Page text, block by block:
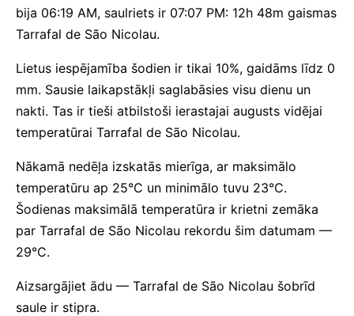
bija 06:19 AM, saulriets ir 07:07 PM: 12h 48m gaismas
Tarrafal de São Nicolau.
Lietus iespējamība šodien ir tikai 10%, gaidāms līdz 0
mm. Sausie laikapstākļi saglabāsies visu dienu un
nakti. Tas ir tieši atbilstoši ierastajai augusts vidējai
temperatūrai Tarrafal de São Nicolau.
Nākamā nedēļa izskatās mierīga, ar maksimālo
temperatūru ap 25°C un minimālo tuvu 23°C.
Šodienas maksimālā temperatūra ir krietni zemāka
par Tarrafal de São Nicolau rekordu šim datumam —
29°C.
Aizsargājiet ādu — Tarrafal de São Nicolau šobrīd
saule ir stipra.